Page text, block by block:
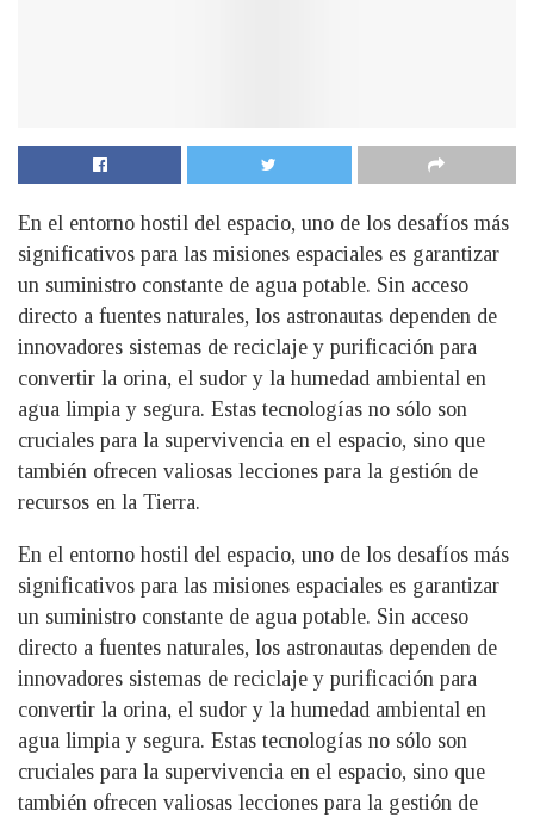
En el entorno hostil del espacio, uno de los desafíos más
significativos para las misiones espaciales es garantizar
un suministro constante de agua potable. Sin acceso
directo a fuentes naturales, los astronautas dependen de
innovadores sistemas de reciclaje y purificación para
convertir la orina, el sudor y la humedad ambiental en
agua limpia y segura. Estas tecnologías no sólo son
cruciales para la supervivencia en el espacio, sino que
también ofrecen valiosas lecciones para la gestión de
recursos en la Tierra.
En el entorno hostil del espacio, uno de los desafíos más
significativos para las misiones espaciales es garantizar
un suministro constante de agua potable. Sin acceso
directo a fuentes naturales, los astronautas dependen de
innovadores sistemas de reciclaje y purificación para
convertir la orina, el sudor y la humedad ambiental en
agua limpia y segura. Estas tecnologías no sólo son
cruciales para la supervivencia en el espacio, sino que
también ofrecen valiosas lecciones para la gestión de